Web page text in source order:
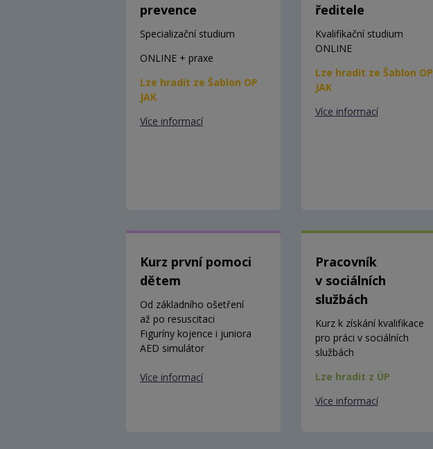
prevence
Specializační studium
ONLINE + praxe
Lze hradit ze Šablon OP
JAK
Více informací
ředitele
Kvalifikační studium
ONLINE
Lze hradit ze Šablon OP
JAK
Více informací
Kurz první pomoci
dětem
Od základního ošetření
až po resuscitaci
Figuríny kojence i juniora
AED simulátor
Více informací
Pracovník
v sociálních
službách
Kurz k získání kvalifikace
pro práci v sociálních
službách
Lze hradit z ÚP
Více informací